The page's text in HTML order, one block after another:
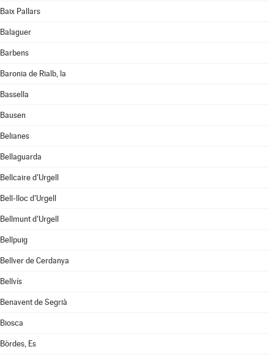
Baix Pallars
Balaguer
Barbens
Baronia de Rialb, la
Bassella
Bausen
Belianes
Bellaguarda
Bellcaire d'Urgell
Bell-lloc d'Urgell
Bellmunt d'Urgell
Bellpuig
Bellver de Cerdanya
Bellvís
Benavent de Segrià
Biosca
Bòrdes, Es